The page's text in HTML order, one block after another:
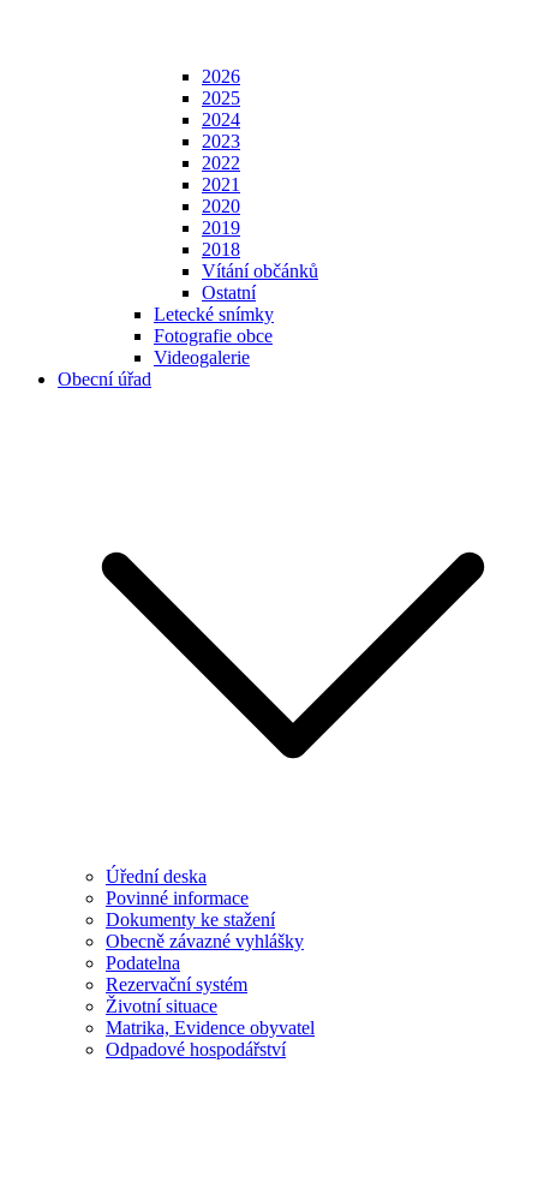
2026
2025
2024
2023
2022
2021
2020
2019
2018
Vítání občánků
Ostatní
Letecké snímky
Fotografie obce
Videogalerie
Obecní úřad
Úřední deska
Povinné informace
Dokumenty ke stažení
Obecně závazné vyhlášky
Podatelna
Rezervační systém
Životní situace
Matrika, Evidence obyvatel
Odpadové hospodářství